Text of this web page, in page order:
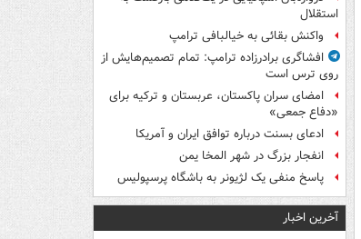
استقلال
واکنش بقائی به خیالبافی ترامپ
افشاگری برادرزاده ترامپ: تمام تصمیم‌هایش از
روی ترس است
امضای سران پاکستان، عربستان و ترکیه برای
«دفاع جمعی»
ادعای بسنت درباره توافق ایران و آمریکا
انفجار بزرگ در شهر المخا یمن
پاسخ منفی یک لژیونر به باشگاه پرسپولیس
آخرین اخبار